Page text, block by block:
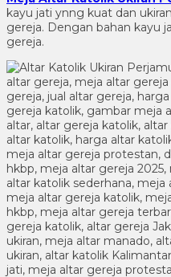
kayu jati ynng kuat dan
gereja. Dengan bahan kayu
gereja.